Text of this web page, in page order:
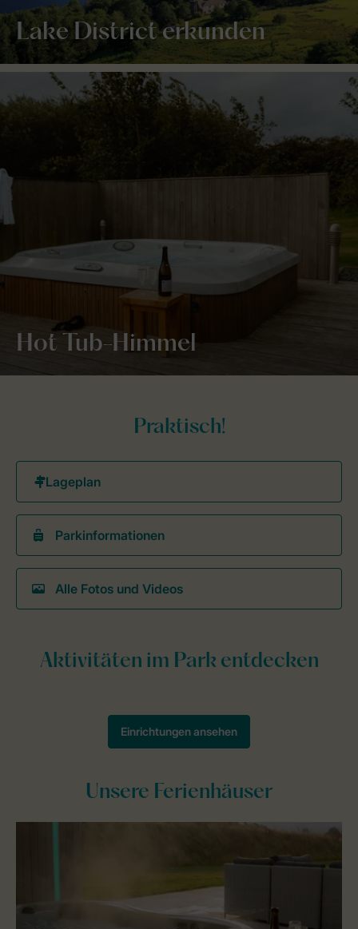
Lake District erkunden
Hot Tub-Himmel
Praktisch!
Parkinformationen
Alle Fotos und Videos
Unsere Ferienhäuser